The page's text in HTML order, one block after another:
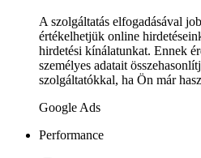
A szolgáltatás elfogadásával
értékelhetjük online
hirdetési kínálatunkat. Ennek
személyes adatait
szolgáltatókkal, ha Ön már
Google Ads
Performance